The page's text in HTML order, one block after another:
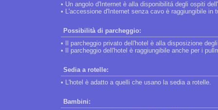
• Un angolo d'Internet è alla disponibilitá degli ospiti
• L'accessione d'Internet senza cavo è raggiungibile in
Possibilità di parcheggio:
• Il parcheggio privato dell'hotel è alla disposizione
• Il parcheggio dell'hotel è raggiungibile anche per i
Sedia a rotelle:
• L'hotel è adatto a quelli che usano la sedia a rotelle.
Bambini: